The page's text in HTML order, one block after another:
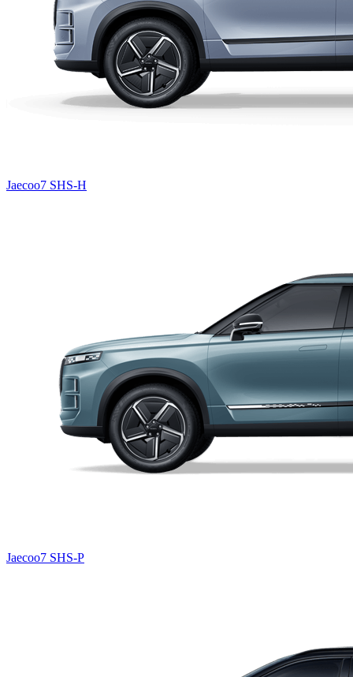
Jaecoo7 SHS-H
Jaecoo7 SHS-P